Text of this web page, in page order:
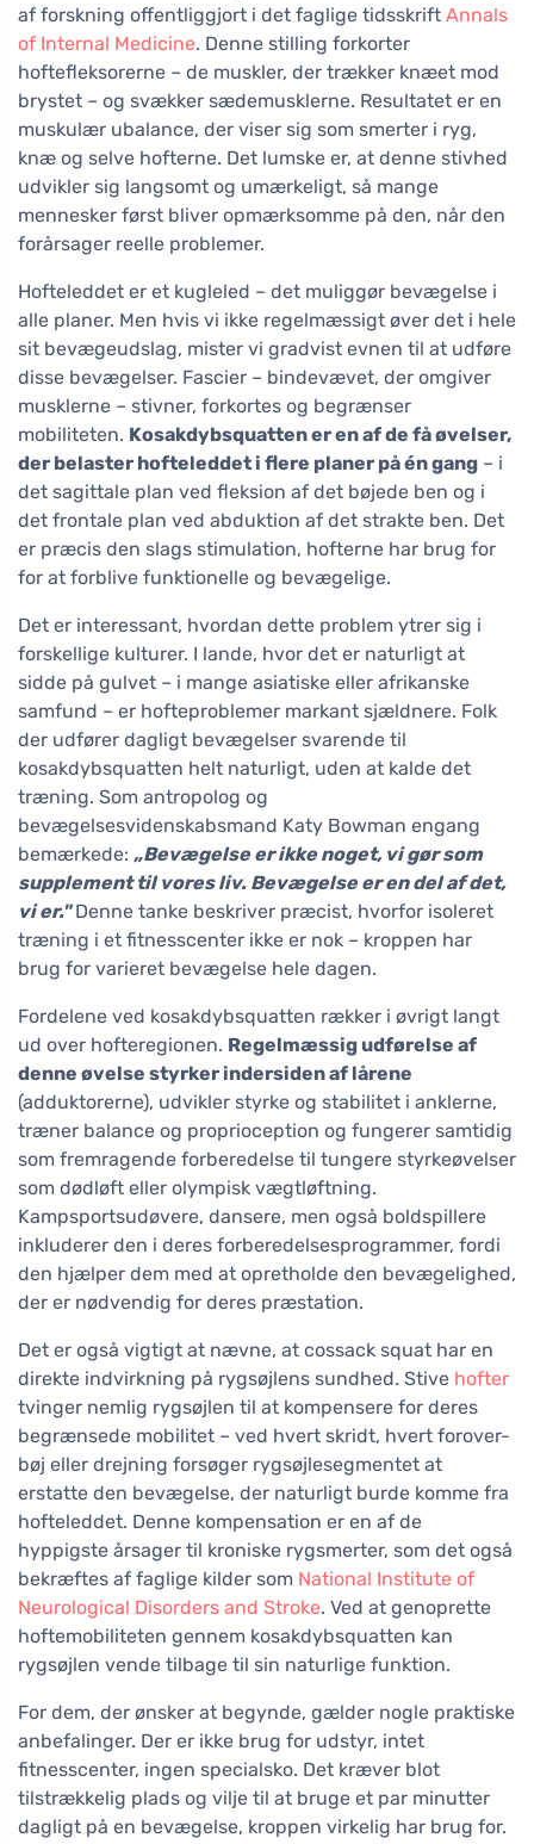
af forskning offentliggjort i det faglige tidsskrift Annals
of Internal Medicine. Denne stilling forkorter
hoftefleksorerne – de muskler, der trækker knæet mod
brystet – og svækker sædemusklerne. Resultatet er en
muskulær ubalance, der viser sig som smerter i ryg,
knæ og selve hofterne. Det lumske er, at denne stivhed
udvikler sig langsomt og umærkeligt, så mange
mennesker først bliver opmærksomme på den, når den
forårsager reelle problemer.
Hofteleddet er et kugleled – det muliggør bevægelse i
alle planer. Men hvis vi ikke regelmæssigt øver det i hele
sit bevægeudslag, mister vi gradvist evnen til at udføre
disse bevægelser. Fascier – bindevævet, der omgiver
musklerne – stivner, forkortes og begrænser
mobiliteten. Kosakdybsquatten er en af de få øvelser,
der belaster hofteleddet i flere planer på én gang – i
det sagittale plan ved fleksion af det bøjede ben og i
det frontale plan ved abduktion af det strakte ben. Det
er præcis den slags stimulation, hofterne har brug for
for at forblive funktionelle og bevægelige.
Det er interessant, hvordan dette problem ytrer sig i
forskellige kulturer. I lande, hvor det er naturligt at
sidde på gulvet – i mange asiatiske eller afrikanske
samfund – er hofteproblemer markant sjældnere. Folk
der udfører dagligt bevægelser svarende til
kosakdybsquatten helt naturligt, uden at kalde det
træning. Som antropolog og
bevægelsesvidenskabsmand Katy Bowman engang
bemærkede: „Bevægelse er ikke noget, vi gør som
supplement til vores liv. Bevægelse er en del af det,
vi er."Denne tanke beskriver præcist, hvorfor isoleret
træning i et fitnesscenter ikke er nok – kroppen har
brug for varieret bevægelse hele dagen.
Fordelene ved kosakdybsquatten rækker i øvrigt langt
ud over hofteregionen. Regelmæssig udførelse af
denne øvelse styrker indersiden af lårene
(adduktorerne), udvikler styrke og stabilitet i anklerne,
træner balance og proprioception og fungerer samtidig
som fremragende forberedelse til tungere styrkeøvelser
som dødløft eller olympisk vægtløftning.
Kampsportsudøvere, dansere, men også boldspillere
inkluderer den i deres forberedelsesprogrammer, fordi
den hjælper dem med at opretholde den bevægelighed,
der er nødvendig for deres præstation.
Det er også vigtigt at nævne, at cossack squat har en
direkte indvirkning på rygsøjlens sundhed. Stive hofter
tvinger nemlig rygsøjlen til at kompensere for deres
begrænsede mobilitet – ved hvert skridt, hvert forover-
bøj eller drejning forsøger rygsøjlesegmentet at
erstatte den bevægelse, der naturligt burde komme fra
hofteleddet. Denne kompensation er en af de
hyppigste årsager til kroniske rygsmerter, som det også
bekræftes af faglige kilder som National Institute of
Neurological Disorders and Stroke. Ved at genoprette
hoftemobiliteten gennem kosakdybsquatten kan
rygsøjlen vende tilbage til sin naturlige funktion.
For dem, der ønsker at begynde, gælder nogle praktiske
anbefalinger. Der er ikke brug for udstyr, intet
fitnesscenter, ingen specialsko. Det kræver blot
tilstrækkelig plads og vilje til at bruge et par minutter
dagligt på en bevægelse, kroppen virkelig har brug for.